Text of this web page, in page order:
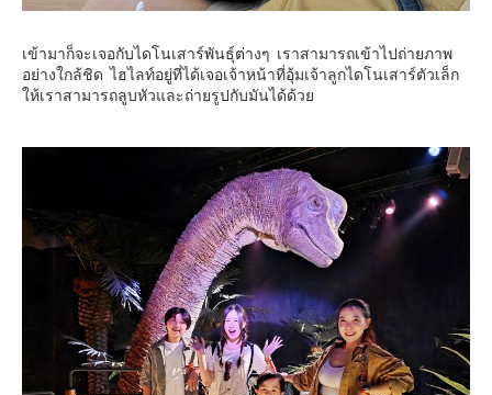
เข้ามาก็จะเจอกับไดโนเสาร์พันธุ์ต่างๆ เราสามารถเข้าไปถ่ายภาพ
อย่างใกล้ชิด ไฮไลท์อยู่ที่ได้เจอเจ้าหน้าที่อุ้มเจ้าลูกไดโนเสาร์ตัวเล็ก
ให้เราสามารถลูบหัวและถ่ายรูปกับมันได้ด้วย